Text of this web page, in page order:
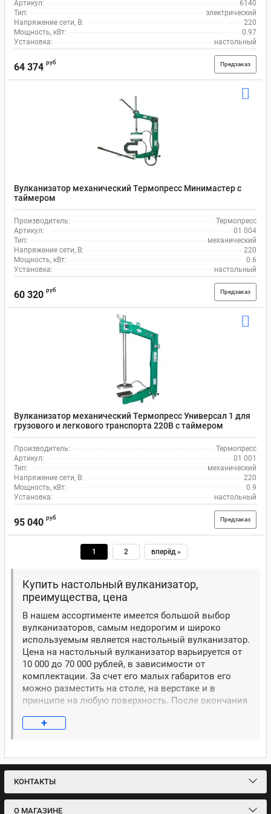
Артикул:
6140
Тип:
электрический
Напряжение сети, В:
220
Мощность, кВт:
0.97
Установка:
настольный
64 374 руб Предзаказ
Вулканизатор механический Термопресс Минимастер с
таймером
Производитель:
Термопресс
Артикул:
01 004
Тип:
механический
Напряжение сети, В:
220
Мощность, кВт:
0.6
Установка:
настольный
60 320 руб Предзаказ
Вулканизатор механический Термопресс Универсал 1 для
грузового и легкового транспорта 220В с таймером
Производитель:
Термопресс
Артикул:
01 001
Тип:
механический
Напряжение сети, В:
220
Мощность, кВт:
0.9
Установка:
настольный
95 040 руб Предзаказ
1 2 вперёд »
Купить настольный вулканизатор,
преимущества, цена
В нашем ассортименте имеется большой выбор
вулканизаторов, самым недорогим и широко
используемым является настольный вулканизатор.
Цена на настольный вулканизатор варьируется от
10 000 до 70 000 рублей, в зависимости от
комплектации. За счет его малых габаритов его
можно разместить на столе, на верстаке и в
принципе на любую поверхность. После окончания
будет занимать много места.
Плюсы выбора настольного вулканизатора,
подведем итог:
+
КОНТАКТЫ
О МАГАЗИНЕ